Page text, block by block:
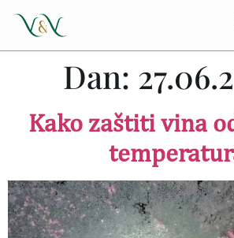
Dan:
Kako zaštiti vina